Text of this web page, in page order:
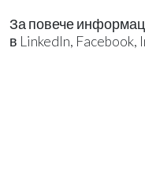
За повече
в LinkedIn, Facebook,